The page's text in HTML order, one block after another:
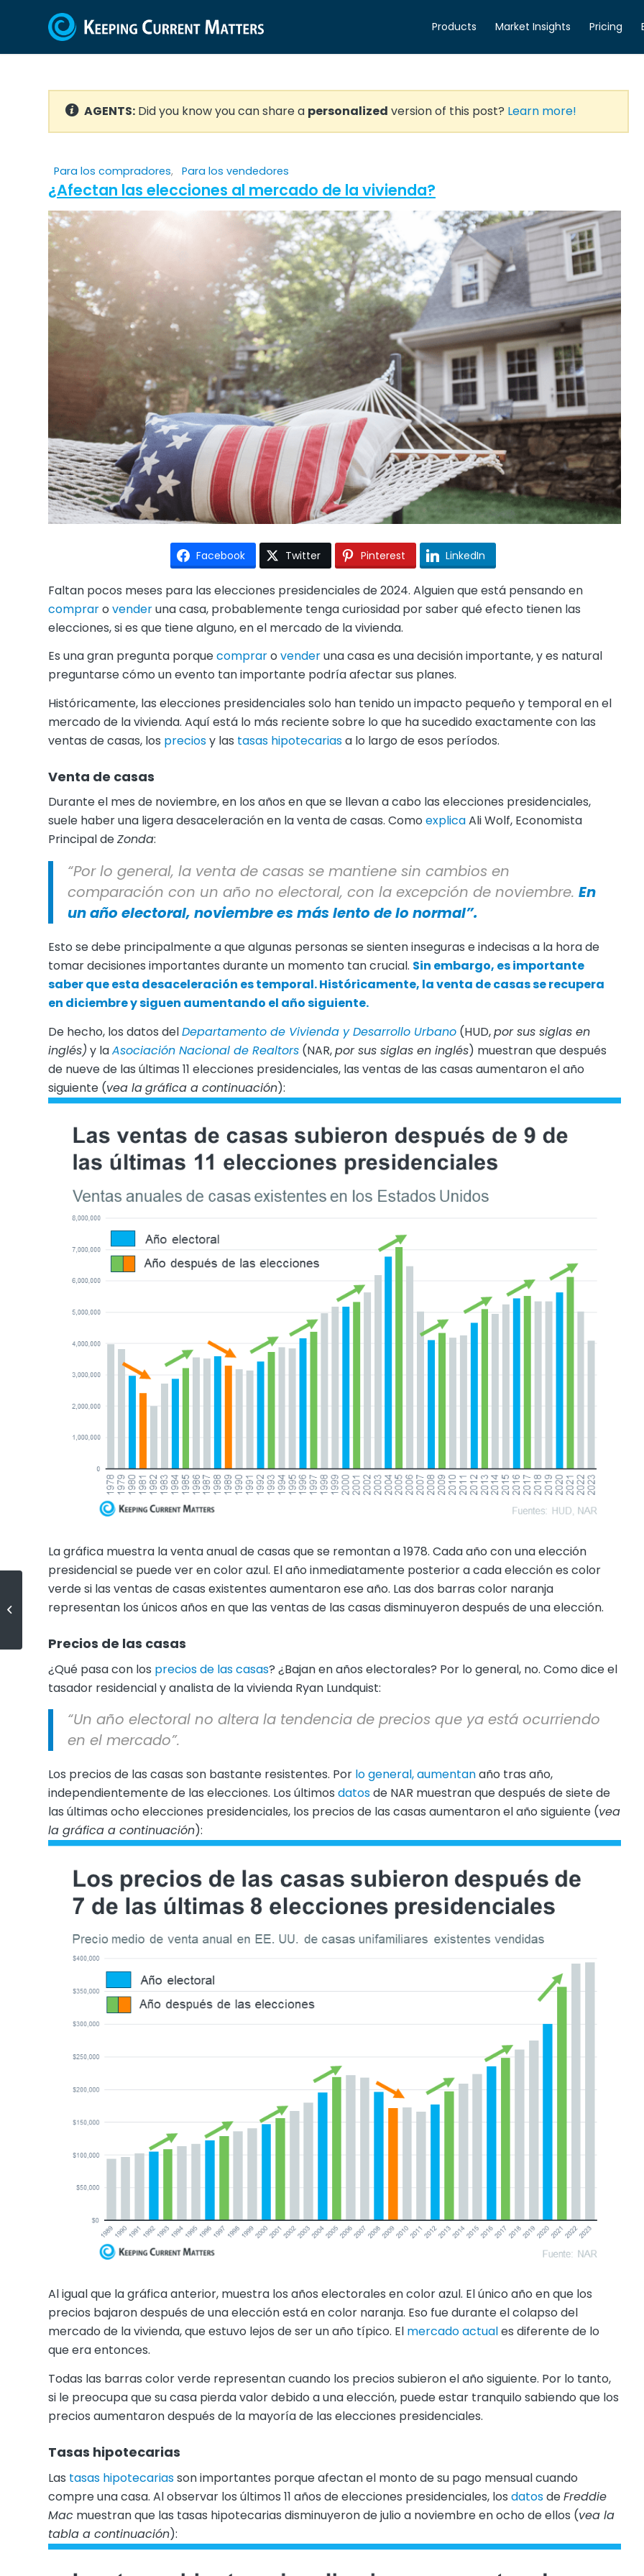
Products Market Insights Pricing
AGENTS: Did you know you can share a personalized version of this post? Learn more!
Para los compradores, Para los vendedores
¿Afectan las elecciones al mercado de la vivienda?
Facebook Twitter Pinterest LinkedIn
Faltan pocos meses para las elecciones presidenciales de 2024. Alguien que está pensando en
compraro venderuna casa, probablemente tenga curiosidad por saber qué efecto tienen las
elecciones, si es que tiene alguno, en el mercado de la vivienda.
Es una gran pregunta porquecompraro venderuna casa es una decisión importante, y es natural
preguntarse cómo un evento tan importante podría afectar sus planes.
Históricamente, las elecciones presidenciales solo han tenido un impacto pequeño y temporal en el
mercado de la vivienda. Aquí está lo más reciente sobre lo que ha sucedido exactamente con las
ventas de casas, los preciosy las tasas hipotecariasa lo largo de esos períodos.
Venta de casas
Durante el mes de noviembre, en los años en que se llevan a cabo las elecciones presidenciales,
suele haber una ligera desaceleración en la venta de casas. Como explicaAli Wolf, Economista
Principal deZonda:
“Por lo general, la venta de casas se mantiene sin cambios en
comparación con un año no electoral, con la excepción de noviembre. En
un año electoral, noviembre es más lento de lo normal”.
Esto se debe principalmente a que algunas personas se sienten inseguras e indecisas a la hora de
tomar decisiones importantes durante un momento tan crucial. Sin embargo, es importante
saber que esta desaceleración es temporal. Históricamente, la venta de casas se recupera
en diciembre y siguen aumentando el año siguiente.
De hecho, los datos delDepartamento de Vivienda y Desarrollo Urbano (HUD,por sus siglas en
inglés) y laAsociación Nacional de Realtors (NAR,por sus siglas en inglés) muestran que después
de nueve de las últimas 11 elecciones presidenciales, las ventas de las casas aumentaron el año
siguiente (vea lagráfica a continuación):
La gráfica muestra la venta anual de casas que se remontan a 1978. Cada año con una elección
presidencial se puede ver en color azul. El año inmediatamente posterior a cada elección es color
verde si las ventas de casas existentes aumentaron ese año. Las dos barras color naranja
representan los únicos años en que las ventas de las casas disminuyeron después de una elección.
Precios de las casas
¿Qué pasa con los precios de las casas? ¿Bajan en años electorales? Por lo general, no. Como dice el
tasador residencial y analista de la vivienda Ryan Lundquist:
“Un año electoral no altera la tendencia de precios que ya está ocurriendo
en el mercado”.
Los precios de las casas son bastante resistentes. Por lo general, aumentanaño tras año,
independientemente de las elecciones. Los últimos datosde NAR muestran que después de siete de
las últimas ocho elecciones presidenciales, los precios de las casas aumentaron el año siguiente (vea
la gráfica a continuación):
Al igual que la gráfica anterior, muestra los años electorales en color azul. El único año en que los
precios bajaron después de una elección está en color naranja. Eso fue durante el colapso del
mercado de la vivienda, que estuvo lejos de ser un año típico. El mercado actuales diferente de lo
que era entonces.
Todas las barras color verde representan cuando los precios subieron el año siguiente. Por lo tanto,
si le preocupa que su casa pierda valor debido a una elección, puede estar tranquilo sabiendo que los
precios aumentaron después de la mayoría de las elecciones presidenciales.
Tasas hipotecarias
Las tasas hipotecariasson importantes porque afectan el monto de su pago mensual cuando
compre una casa. Al observar los últimos 11 años de elecciones presidenciales, los datosdeFreddie
Mac muestran que las tasas hipotecarias disminuyeron de julio a noviembre en ocho de ellos (vea la
tabla a continuación):
Bienes raíces sigue siendo la
mejor inversión a largo plazo